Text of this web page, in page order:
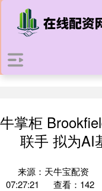
牛掌柜
联手 拟为AI
来源：天牛宝配资
07:27:21
查看：142